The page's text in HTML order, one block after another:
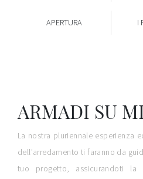
APERTURA I
ARMADI SU
La nostra pluriennale esperienza
dell'arredamento ti faranno da
tuo progetto, assicurandoti la